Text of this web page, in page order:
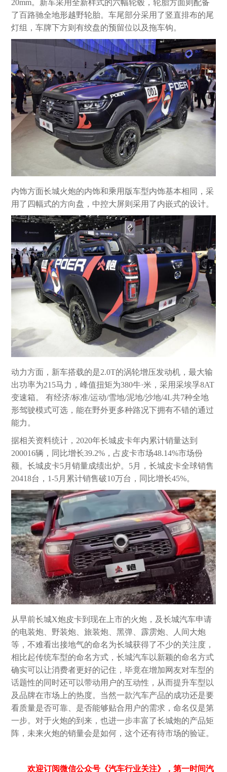
20mm。新车采用全新样式的六幅轮毂，轮胎方面则配备
了百路驰全地形越野轮胎。车尾部分采用了竖直排布的尾
灯组，车牌下方则有绞盘的预留位以及拖车钩。
内饰方面长城火炮的内饰和乘用版车型内饰基本相同，采
用了四幅式的方向盘，中控大屏则采用了内嵌式的设计。
动力方面，新车搭载的是2.0T的涡轮增压发动机，最大输
出功率为215马力，峰值扭矩为380牛·米，采用采埃孚8AT
变速箱。 有经济/标准/运动/雪地/泥地/沙地/4L共7种全地
形驾驶模式可选，能在野外更多种路况下拥有不错的通过
能力。
据相关资料统计，2020年长城皮卡年内累计销量达到
200016辆，同比增长39.2%，占皮卡市场48.14%市场份
额。长城皮卡5月销量成绩出炉。5月，长城皮卡全球销售
20418台，1-5月累计销售破10万台，同比增长45%。
从早前长城X炮皮卡到现在上市的火炮，及长城汽车申请
的电装炮、野装炮、旅装炮、黑弹、霹雳炮、人间大炮
等，不难看出接地气的命名为长城获得了不少的关注度，
相比起传统车型的命名方式，长城汽车以新颖的命名方式
确实可以让消费者更好的记住，毕竟在增加网友对车型的
话题性的同时还可以带动用户的互动性，从而提升车型以
及品牌在市场上的热度。当然一款汽车产品的成功还是要
看质量是否可靠、是否能够贴合用户的需求，命名仅是第
一步。对于火炮的到来，也进一步丰富了长城炮的产品矩
阵，未来火炮的销量会是如何，这个还有待市场的验证。
欢迎订阅微信公众号《汽车行业关注》，第一时间汽